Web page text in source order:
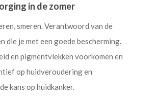
in de zomer
smeren. Verantwoord van de
die je met een goede bescherming.
en pigmentvlekken voorkomen en
op huidveroudering en
kans op huidkanker.